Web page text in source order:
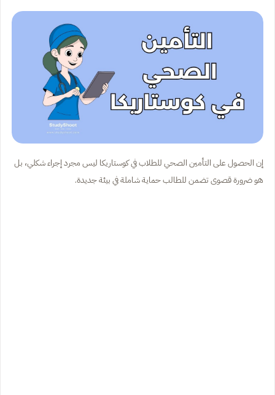
إن الحصول على التأمين الصحي للطلاب في كوستاريكا ليس مجرد إجراء شكلي، بل
هو ضرورة قصوى تضمن للطالب حماية شاملة في بيئة جديدة.